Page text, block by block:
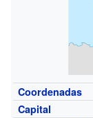
Coordenadas
Capital